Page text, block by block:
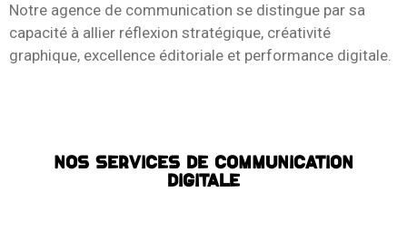
Notre agence de communication se distingue par sa
capacité à allier réflexion stratégique, créativité
graphique, excellence éditoriale et performance digitale.
Nos services de communication
digitale